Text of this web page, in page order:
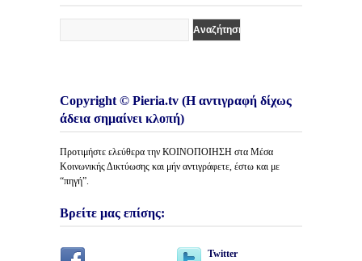
Copyright © Pieria.tv (Η αντιγραφή δίχως
άδεια σημαίνει κλοπή)
Προτιμήστε ελεύθερα την ΚΟΙΝΟΠΟΙΗΣΗ στα Μέσα
Κοινωνικής Δικτύωσης και μήν αντιγράφετε, έστω και με
“πηγή”.
Βρείτε μας επίσης:
Twitter